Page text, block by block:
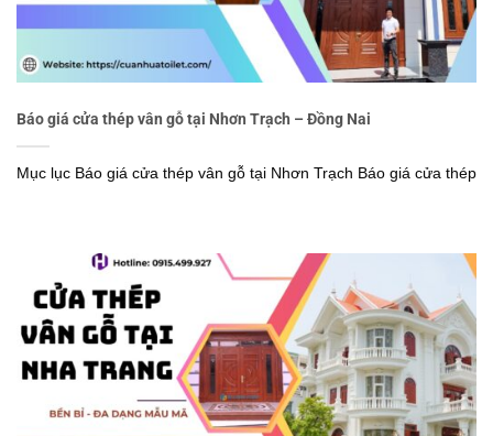
Báo giá cửa thép vân gỗ tại Nhơn Trạch – Đồng Nai
Mục lục Báo giá cửa thép vân gỗ tại Nhơn Trạch Báo giá cửa thép